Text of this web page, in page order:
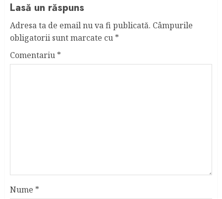
Lasă un răspuns
Adresa ta de email nu va fi publicată. Câmpurile
obligatorii sunt marcate cu *
Comentariu *
Nume *